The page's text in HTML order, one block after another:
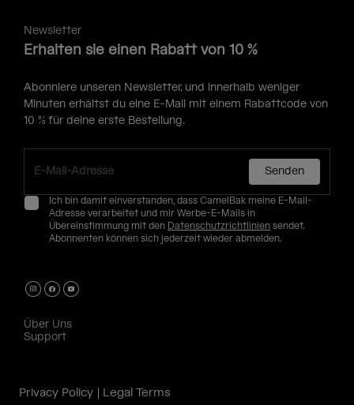
Newsletter
Erhalten sie einen Rabatt von 10 %
Abonniere unseren Newsletter, und innerhalb weniger
Minuten erhältst du eine E-Mail mit einem Rabattcode von
10 % für deine erste Bestellung.
Senden
Ich bin damit einverstanden, dass CamelBak meine E-Mail-
Adresse verarbeitet und mir Werbe-E-Mails in
Übereinstimmung mit den Datenschutzrichtlinien sendet.
Abonnenten können sich jederzeit wieder abmelden.
Über Uns
Support
Privacy Policy Legal Terms